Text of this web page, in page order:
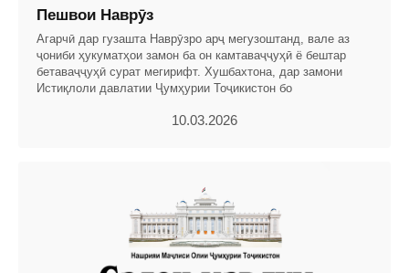
Пешвои Наврӯз
Агарчӣ дар гузашта Наврӯзро арҷ мегузоштанд, вале аз
ҷониби ҳукуматҳои замон ба он камтаваҷҷуҳӣ ё бештар
бетаваҷҷуҳӣ сурат мегирифт. Хушбахтона, дар замони
Истиқлоли давлатии Ҷумҳурии Тоҷикистон бо
10.03.2026